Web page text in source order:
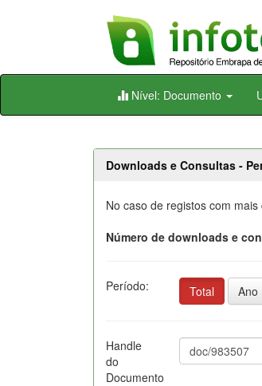
Skip
Nível: Documento
Downloads e Consultas -
No caso de registos com
Número de downloads e
Período: Total Ano
Handle
do
Documento